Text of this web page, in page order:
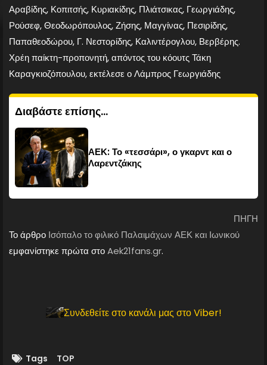
Αραβίδης, Κοπιτσής, Κυριακίδης, Πλιάτσικας, Γεωργιάδης,
Ρούσεφ, Θεοδωρόπουλος, Ζήσης, Μαγγίνας, Πεσιρίδης,
Παπαθεοδώρου, Γ. Νεστορίδης, Καλιντέρογλου, Βερβέρης.
Χρέη παίκτη-προπονητή, απόντος του κόουτς Τάκη
Καραγκιοζόπουλου, εκτέλεσε ο Λάμπρος Γεωργιάδης
Διαβάστε επίσης...
ΑΕΚ: Το «τεσσάρι», ο γκαρντ και ο
Λαρεντζάκης
ΠΗΓΗ
Το άρθρο Ισόπαλο το φιλικό Παλαιμάχων ΑΕΚ και Ιωνικού
εμφανίστηκε πρώτα στοAek21fans.gr.
Συνδεθείτε στο κανάλι μας στο Viber!
Tags TOP